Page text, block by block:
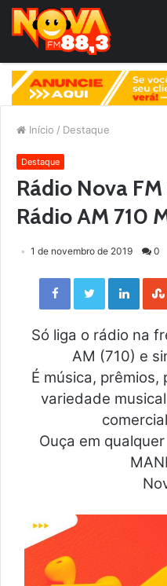
Início / Destaque
Destaque
Rádio Nova
Rádio AM 710
1 de novembro de 2019 0
Facebook Twitter LinkedIn
Só liga o rádio na
AM (710) e
É música,
variedade
Ouça em